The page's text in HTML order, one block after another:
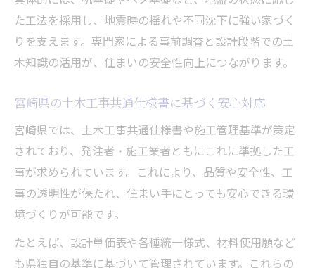
宮崎県工事材料使用願を活かした家づくり
の工夫
注文住宅成功のカギは土木工事の選択にあり
なる
信頼できる土木工事業者の選び方とチェッ
クポイント
土木工事共通仕様書を確認した発注のすす
め
注文住宅の品質を左右する土木工程の重要
性
施工管理基準を満たす土木工事の特徴とは
た工法を採用し、地震時の揺れや不同沈下に強い家づく
りを支えます。専門家による事前調査と設計段階での土
木知識の活用が、住まいの安全性向上につながります。
宮崎県の土木工事共通仕様書に基づく安心対応
宮崎県では、土木工事共通仕様書や施工管理基準が策定
されており、発注者・施工業者ともにこれに準拠した工
事が求められています。これにより、品質や安全性、工
事の透明性が保たれ、住まい手にとっても安心できる環
境づくりが可能です。
たとえば、設計単価表や各種統一様式、材料使用願など
も県独自の基準に基づいて管理されています。これらの